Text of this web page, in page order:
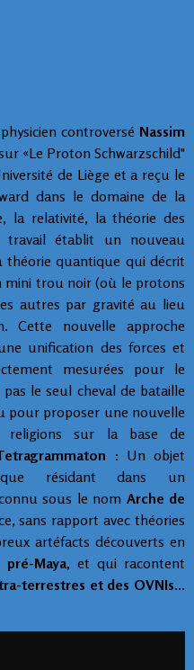
controversé Nassim
«Le Proton Schwarzschild"
de Liège et a reçu le
dans le domaine de la
la relativité, la théorie des
établit un nouveau
théorie quantique qui décrit
mini trou noir (où le protons
autres par gravité au lieu
Cette nouvelle approche
unification des forces et
mesurées pour le
le seul cheval de bataille
pour proposer une nouvelle
religions sur la base de
: Un objet
résidant dans un
sous le nom Arche de
sans rapport avec théories
artéfacts découverts en
pré-Maya, et qui racontent
terrestres et des OVNIs...